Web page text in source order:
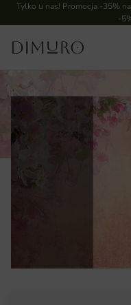
Tylko u nas! Promocja -35%
-